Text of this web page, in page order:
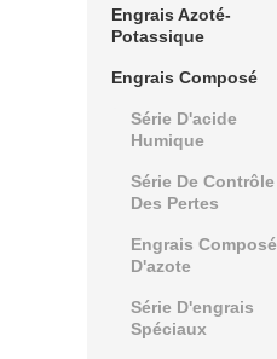
Engrais Azoté-
Potassique
Engrais Composé
Série D'acide
Humique
Série De Contrôle
Des Pertes
Engrais Composé
D'azote
Série D'engrais
Spéciaux